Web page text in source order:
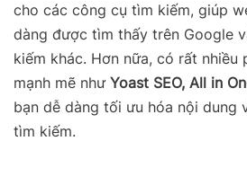
cho các công cụ tìm kiếm, giúp
dàng được tìm thấy trên Google
kiếm khác. Hơn nữa, có rất nhiều
mạnh mẽ như Yoast SEO, All in
bạn dễ dàng tối ưu hóa nội dung
tìm kiếm.